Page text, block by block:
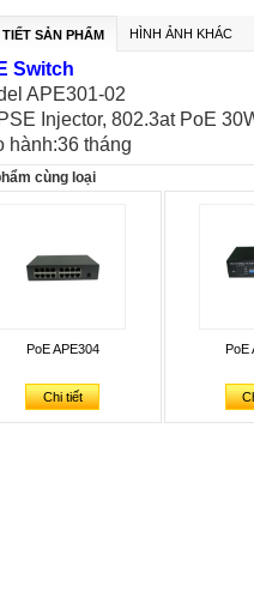
TIẾT SẢN PHẨM HÌNH ẢNH KHÁC
Switch
APE301-02
Injector, 802.3at PoE
hành:36 tháng
cùng loại
PoE APE304
Chi tiết
PoE